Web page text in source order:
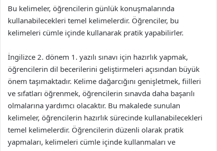
Bu kelimeler, öğrencilerin günlük konuşmalarında
kullanabilecekleri temel kelimelerdir. Öğrenciler, bu
kelimeleri cümle içinde kullanarak pratik yapabilirler.
İngilizce 2. dönem 1. yazılı sınavı için hazırlık yapmak,
öğrencilerin dil becerilerini geliştirmeleri açısından büyük
önem taşımaktadır. Kelime dağarcığını genişletmek, fiilleri
ve sıfatları öğrenmek, öğrencilerin sınavda daha başarılı
olmalarına yardımcı olacaktır. Bu makalede sunulan
kelimeler, öğrencilerin hazırlık sürecinde kullanabilecekleri
temel kelimelerdir. Öğrencilerin düzenli olarak pratik
yapmaları, kelimeleri cümle içinde kullanmaları ve